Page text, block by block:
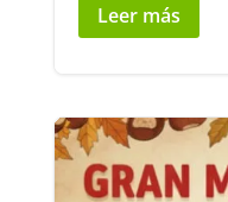
Leer más